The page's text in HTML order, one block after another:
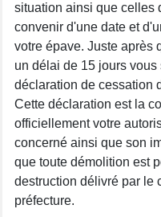
situation ainsi que celles
convenir d'une date et
votre épave. Juste après
un délai de 15 jours
déclaration de cessation
Cette déclaration est la
officiellement votre
concerné ainsi que son
que toute démolition est
destruction délivré par le
préfecture.